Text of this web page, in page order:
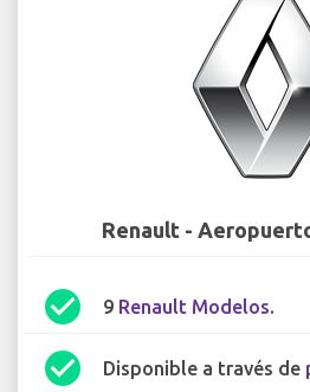
Renault -
check_circle 9 Renault Modelos.
check_circle Disponible a través de